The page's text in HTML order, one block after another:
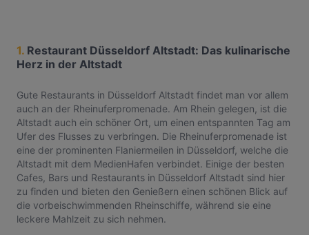
1. Restaurant Düsseldorf Altstadt: Das kulinarische
Herz in der Altstadt
Gute Restaurants in Düsseldorf Altstadt findet man vor allem
auch an der Rheinuferpromenade. Am Rhein gelegen, ist die
Altstadt auch ein schöner Ort, um einen entspannten Tag am
Ufer des Flusses zu verbringen. Die Rheinuferpromenade ist
eine der prominenten Flaniermeilen in Düsseldorf, welche die
Altstadt mit dem MedienHafen verbindet. Einige der besten
Cafes, Bars und Restaurants in Düsseldorf Altstadt sind hier
zu finden und bieten den Genießern einen schönen Blick auf
die vorbeischwimmenden Rheinschiffe, während sie eine
leckere Mahlzeit zu sich nehmen.